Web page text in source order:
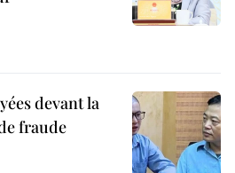
devant la
fraude